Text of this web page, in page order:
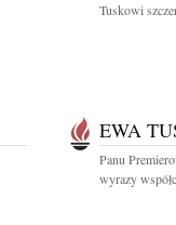
Tuskowi
EWA
Panu
wyrazy